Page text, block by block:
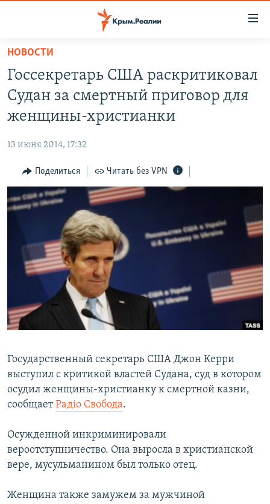
Вернуться
основному
содержанию
Вернутся
главной
Вернутся
поиску
СПЕЦПРОЕКТЫ
11 ЛЕТ ОККУПАЦИИ КРЫМА. 11 ИСТОРИЙ СОПРОТИВЛЕНИЯ
ВОДА
ЕЩЕ
ИНТЕРАКТИВ
ИНФОГРАФИКА
ТЕЛЕПРОЕКТ КРЫМ.РЕАЛИИ
СОВЕТЫ ПРАВОЗАЩИТНИКОВ
ПРОПАВШИЕ БЕЗ ВЕСТИ
ПОБЕДИТЕЛЕЙ НЕ СУДЯТ?
КРЫМ.НЕПОКОРЕННЫЙ
РАДІО СВОБОДА
КАК ОБОЙТИ БЛОКИРОВКУ
Українською
Qırımtatar
ПРИСОЕДИНЯЙТЕСЬ!
Все сайты RFE/RL
НОВОСТИ
Госсекретарь США раскритиковал
Судан за смертный приговор для
женщины-христианки
13 июня 2014, 17:32
Поделиться Читать без VPN
Государственный секретарь США Джон Керри
выступил с критикой властей Судана, суд в котором
осудил женщины-христианку к смертной казни,
сообщаетРадiо Свобода.
Осужденной инкриминировали
вероотступничество. Она выросла в христианской
вере, мусульманином был только отец.
Женщина также замужем за мужчиной